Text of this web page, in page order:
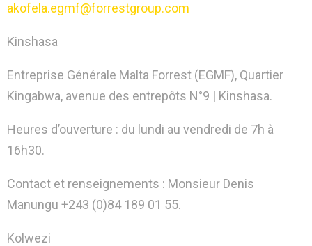
akofela.egmf@forrestgroup.com
Kinshasa
Entreprise Générale Malta Forrest (EGMF), Quartier
Kingabwa, avenue des entrepôts N°9 | Kinshasa.
Heures d’ouverture : du lundi au vendredi de 7h à
16h30.
Contact et renseignements : Monsieur Denis
Manungu +243 (0)84 189 01 55.
Kolwezi